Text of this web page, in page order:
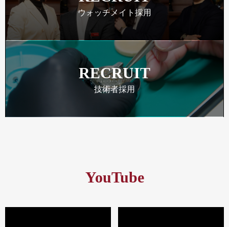
ウォッチメイト採用
RECRUIT
技術者採用
YouTube